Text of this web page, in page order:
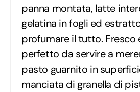
panna montata, latte
gelatina in fogli ed
profumare il tutto. Fresco
perfetto da servire a
pasto guarnito in
manciata di granella di